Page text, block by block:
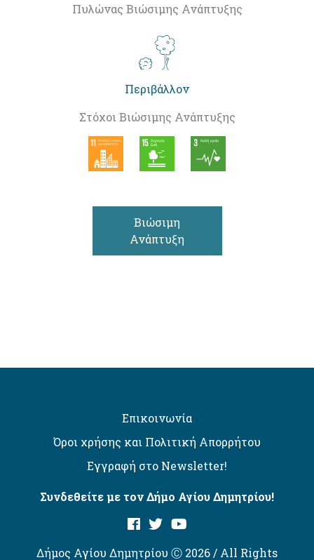
Πυλώνας Βιώσιμης Ανάπτυξης
Περιβάλλον
Στόχοι Βιώσιμης Ανάπτυξης
Βιώσιμη
Ανάπτυξη
Επικοινωνία
Όροι χρήσης και Πολιτική Απορρήτου
Εγγραφή στο Newsletter!
Συνδεθείτε με τον Δήμο Αγίου Δημητρίου!
Δήμος Αγίου Δημητρίου Ⓒ 2026 / All Rights